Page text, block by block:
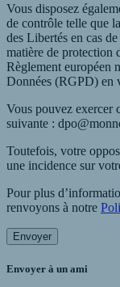
Vous disposez
de contrôle telle que
des Libertés en cas
matière de protection
Règlement européen
Données (RGPD) en
Vous pouvez exercer
suivante :
Toutefois, votre
une incidence sur
Pour plus
renvoyons à notre
Envoyer
Envoyer à un ami